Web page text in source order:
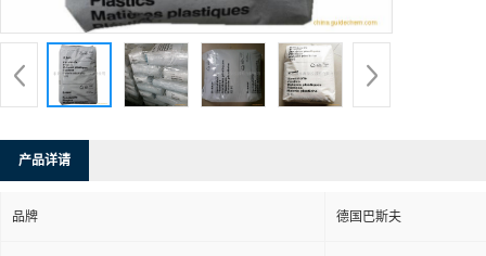
产品详请
品牌 德国巴斯夫